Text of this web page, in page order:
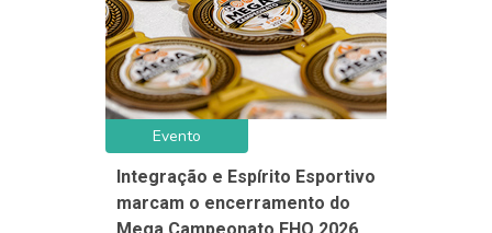
Evento
Integração e Espírito Esportivo
marcam o encerramento do